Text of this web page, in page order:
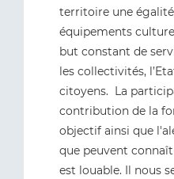
territoire une égalité
équipements
but constant de
les collectivités,
citoyens. La
contribution de la
objectif ainsi que
que peuvent
est louable. Il nous